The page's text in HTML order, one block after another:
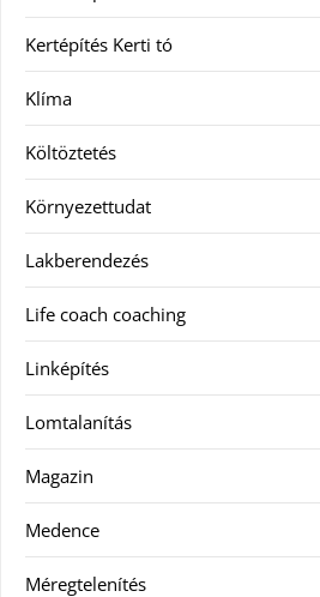
Kertépítés Kerti tó
Klíma
Költöztetés
Környezettudat
Lakberendezés
Life coach coaching
Linképítés
Lomtalanítás
Magazin
Medence
Méregtelenítés